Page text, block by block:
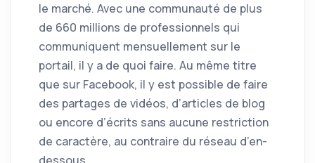
le marché. Avec une communauté de plus
de 660 millions de professionnels qui
communiquent mensuellement sur le
portail, il y a de quoi faire. Au même titre
que sur Facebook, il y est possible de faire
des partages de vidéos, d’articles de blog
ou encore d’écrits sans aucune restriction
de caractère, au contraire du réseau d’en-